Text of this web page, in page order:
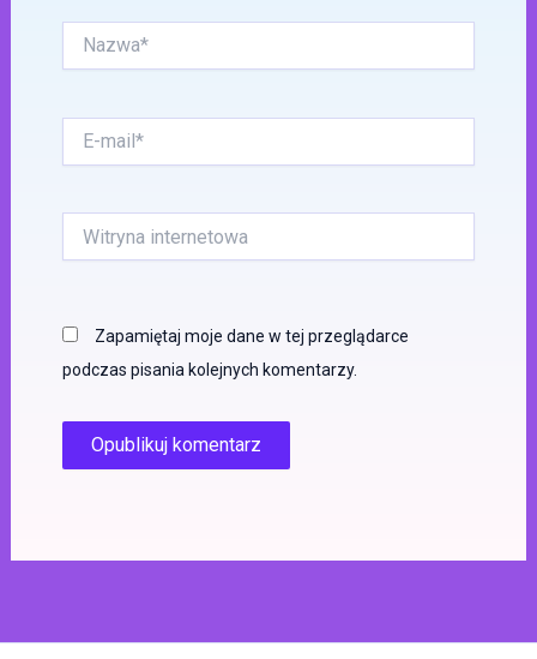
mail*
internetowa
Zapamiętaj moje dane w tej przeglądarce
podczas pisania kolejnych komentarzy.